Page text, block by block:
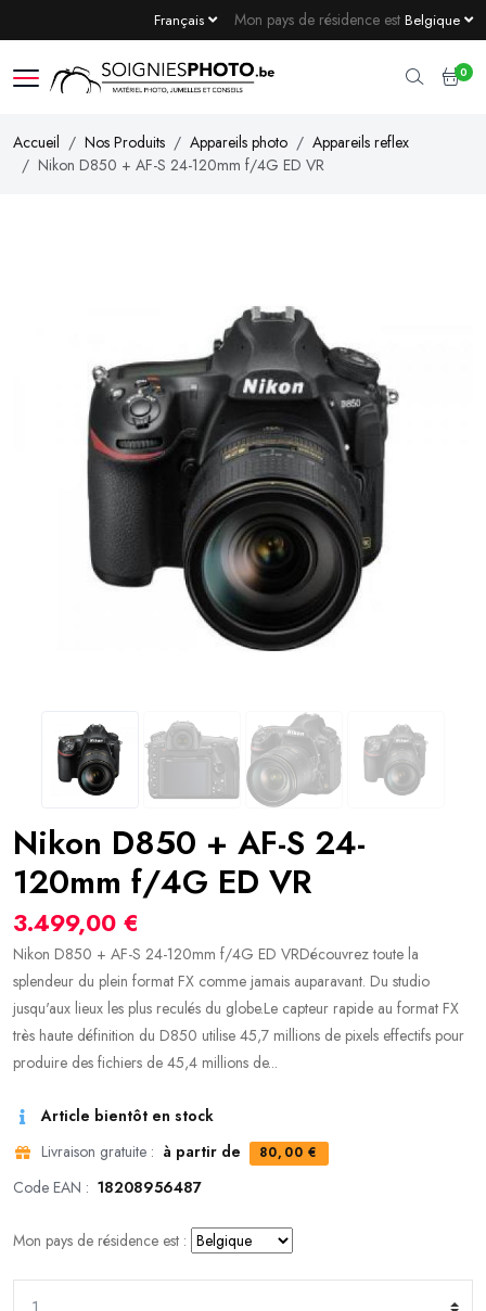
Mon pays de résidence est Belgique
Français
0
Accueil Nos Produits Appareils photo
Appareils reflex
Nikon D850 + AF-S 24-120mm f/4G ED VR
Nikon D850 + AF-S 24-
120mm f/4G ED VR
3.499,00 €
Nikon D850 + AF-S 24-120mm f/4G ED VRDécouvrez toute la
splendeur du plein format FX comme jamais auparavant. Du studio
jusqu'aux lieux les plus reculés du globe.Le capteur rapide au format FX
très haute définition du D850 utilise 45,7 millions de pixels effectifs pour
produire des fichiers de 45,4 millions de...
Article bientôt en stock
Livraison gratuite : à partir de 80,00 €
Code EAN : 18208956487
Mon pays de résidence est :